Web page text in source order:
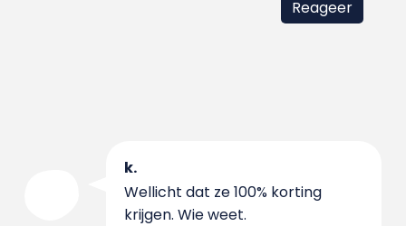
k.
Wellicht dat ze 100% korting
krijgen. Wie weet.